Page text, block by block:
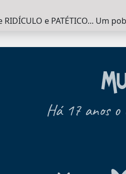
e PATÉTICO... Um
Há 17 anos